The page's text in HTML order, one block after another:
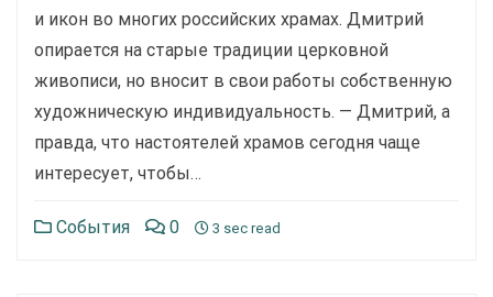
и икон во многих российских храмах. Дмитрий
опирается на старые традиции церковной
живописи, но вносит в свои работы собственную
художническую индивидуальность. — Дмитрий, а
правда, что настоятелей храмов сегодня чаще
интересует, чтобы…
События 0 3 sec read